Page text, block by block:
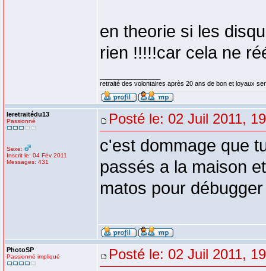
en theorie si les
rien !!!!!car cela ne
retraité des volontaires après 20 ans de bon et loyaux
leretraitédu13
Passionné
Sexe:
Inscrit le: 04 Fév 2011
Messages: 431
Posté le: 02 Juil 2011,
c'est dommage que
passés a la maison
matos pour
PhotoSP
Passionné impliqué Posté le: 02 Juil 2011,